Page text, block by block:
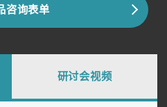
咨询表单
研讨会视频